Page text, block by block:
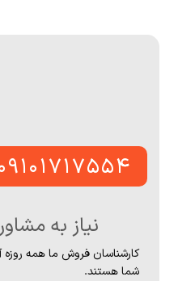
نیاز به
کارشناسان فروش ما همه
شما هستند.